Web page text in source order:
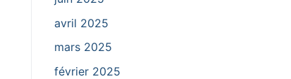
avril 2025
mars 2025
février 2025